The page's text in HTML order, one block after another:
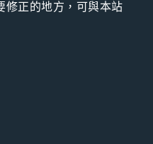
修正的地方，可與本站